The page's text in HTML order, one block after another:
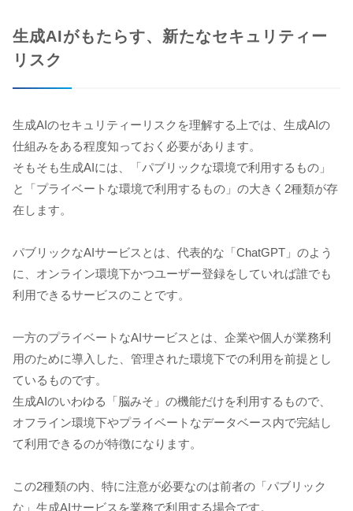
生成AIがもたらす、新たなセキュリティー
リスク
生成AIのセキュリティーリスクを理解する上では、生成AIの
仕組みをある程度知っておく必要があります。
そもそも生成AIには、「パブリックな環境で利用するもの」
と「プライベートな環境で利用するもの」の大きく2種類が存
在します。
パブリックなAIサービスとは、代表的な「ChatGPT」のよう
に、オンライン環境下かつユーザー登録をしていれば誰でも
利用できるサービスのことです。
一方のプライベートなAIサービスとは、企業や個人が業務利
用のために導入した、管理された環境下での利用を前提とし
ているものです。
生成AIのいわゆる「脳みそ」の機能だけを利用するもので、
オフライン環境下やプライベートなデータベース内で完結し
て利用できるのが特徴になります。
この2種類の内、特に注意が必要なのは前者の「パブリック
な」生成AIサービスを業務で利用する場合です。